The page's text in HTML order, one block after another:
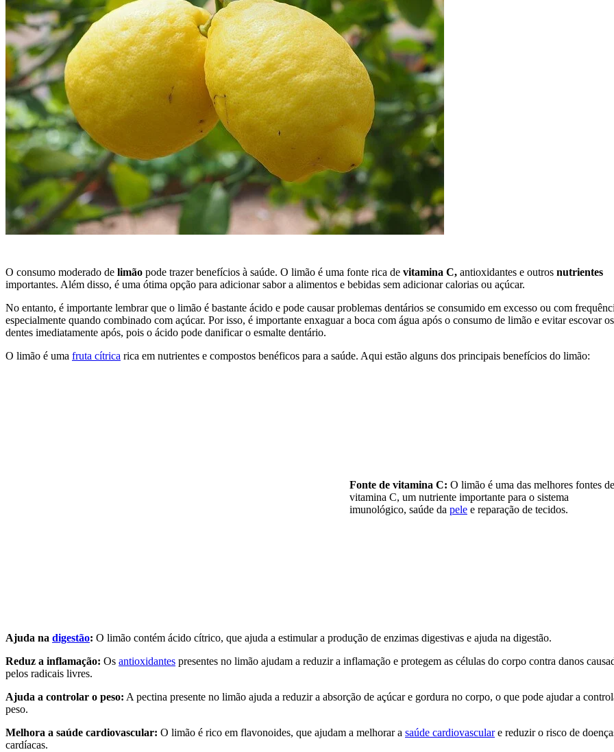
O consumo moderado de limão pode trazer benefícios à saúde. O limão é uma fonte rica de vitamina C, antioxidantes e outros nutrientes
importantes. Além disso, é uma ótima opção para adicionar sabor a alimentos e bebidas sem adicionar calorias ou açúcar.
No entanto, é importante lembrar que o limão é bastante ácido e pode causar problemas dentários se consumido em excesso ou com
especialmente quando combinado com açúcar. Por isso, é importante enxaguar a boca com água após o consumo de limão e evitar escovar os
dentes imediatamente após, pois o ácido pode danificar o esmalte dentário.
O limão é uma fruta cítrica rica em nutrientes e compostos benéficos para a saúde. Aqui estão alguns dos principais benefícios do limão:
Fonte de vitamina C: O limão é uma das melhores fontes de
vitamina C, um nutriente importante para o sistema
imunológico, saúde da pelee reparação de tecidos.
Ajuda na digestão: O limão contém ácido cítrico, que ajuda a estimular a produção de enzimas digestivas e ajuda na digestão.
Reduz a inflamação: Os antioxidantes presentes no limão ajudam a reduzir a inflamação e protegem as células do corpo contra danos
pelos radicais livres.
Ajuda a controlar o peso: A pectina presente no limão ajuda a reduzir a absorção de açúcar e gordura no corpo, o que pode ajudar a
peso.
Melhora a saúde cardiovascular: O limão é rico em flavonoides, que ajudam a melhorar a saúde cardiovasculare reduzir o risco de
cardíacas.